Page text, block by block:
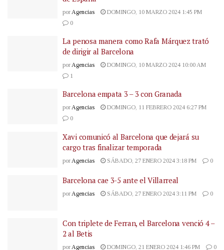
por Agencias
DOMINGO, 10 MARZO 2024 1:45 PM
0
La penosa manera como Rafa Márquez trató
de dirigir al Barcelona
por Agencias
DOMINGO, 10 MARZO 2024 10:00 AM
1
Barcelona empata 3 – 3 con Granada
por Agencias
DOMINGO, 11 FEBRERO 2024 6:27 PM
0
Xavi comunicó al Barcelona que dejará su
cargo tras finalizar temporada
porAgencias SÁBADO, 27 ENERO 2024 3:18 PM 0
Barcelona cae 3-5 ante el Villarreal
por Agencias SÁBADO, 27 ENERO 2024 3:11 PM 0
Con triplete de Ferran, el Barcelona venció 4 –
2 al Betis
porAgencias DOMINGO, 21 ENERO 2024 1:46 PM 0